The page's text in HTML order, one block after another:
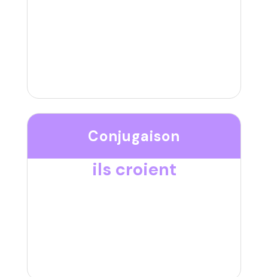
Conjugaison
ils croient